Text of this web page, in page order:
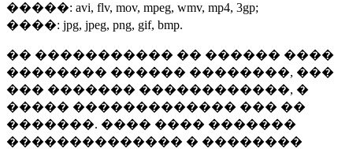
�����: avi, flv, mov, mpeg, wmv, mp4, 3gp;
����: jpg, jpeg, png, gif, bmp.
�� ����������� �� ������ ����
�������� ������ ��������, ���
��� ������� ������������, �
����� ������������� ��� ��
�������. ���� ���� �������
�������������� � ��������